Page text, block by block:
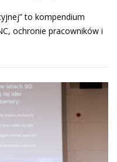
to kompendium
ochronie pracowników i